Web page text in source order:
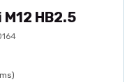
HB2.5